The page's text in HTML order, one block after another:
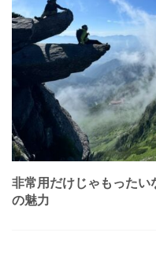
非常用だけじゃもったい
の魅力